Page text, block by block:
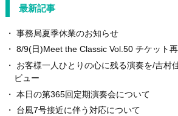
最新記事
事務局夏季休業のお知らせ
8/9(日)Meet the Classic Vol.50 チケット
お客様一人ひとりの心に残る演奏を/吉村
ビュー
本日の第365回定期演奏会について
台風7号接近に伴う対応について